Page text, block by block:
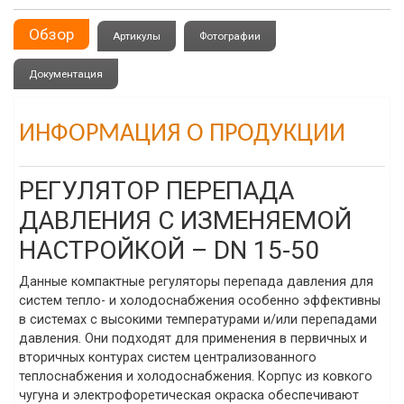
Обзор Артикулы Фотографии
Документация
ИНФОРМАЦИЯ О ПРОДУКЦИИ
РЕГУЛЯТОР ПЕРЕПАДА
ДАВЛЕНИЯ С ИЗМЕНЯЕМОЙ
НАСТРОЙКОЙ – DN 15-50
Данные компактные регуляторы перепада давления для
систем тепло- и холодоснабжения особенно эффективны
в системах с высокими температурами и/или перепадами
давления. Они подходят для применения в первичных и
вторичных контурах систем централизованного
теплоснабжения и холодоснабжения. Корпус из ковкого
чугуна и электрофоретическая окраска обеспечивают